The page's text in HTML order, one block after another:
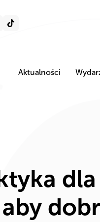
Aktualności